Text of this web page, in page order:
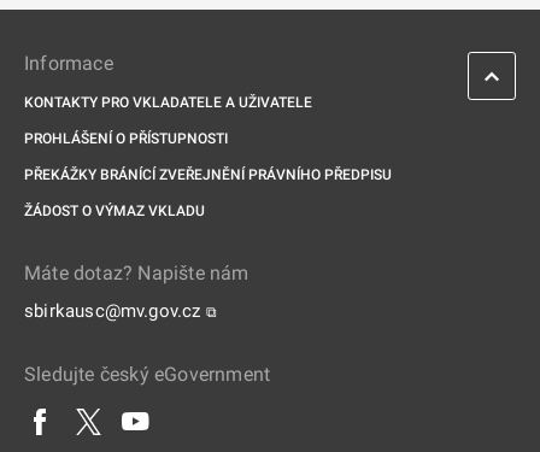
Informace
KONTAKTY PRO VKLADATELE A UŽIVATELE
PROHLÁŠENÍ O PŘÍSTUPNOSTI
PŘEKÁŽKY BRÁNÍCÍ ZVEŘEJNĚNÍ PRÁVNÍHO PŘEDPISU
ŽÁDOST O VÝMAZ VKLADU
Máte dotaz? Napište nám
sbirkausc@mv.gov.cz ⧉
Sledujte český eGovernment